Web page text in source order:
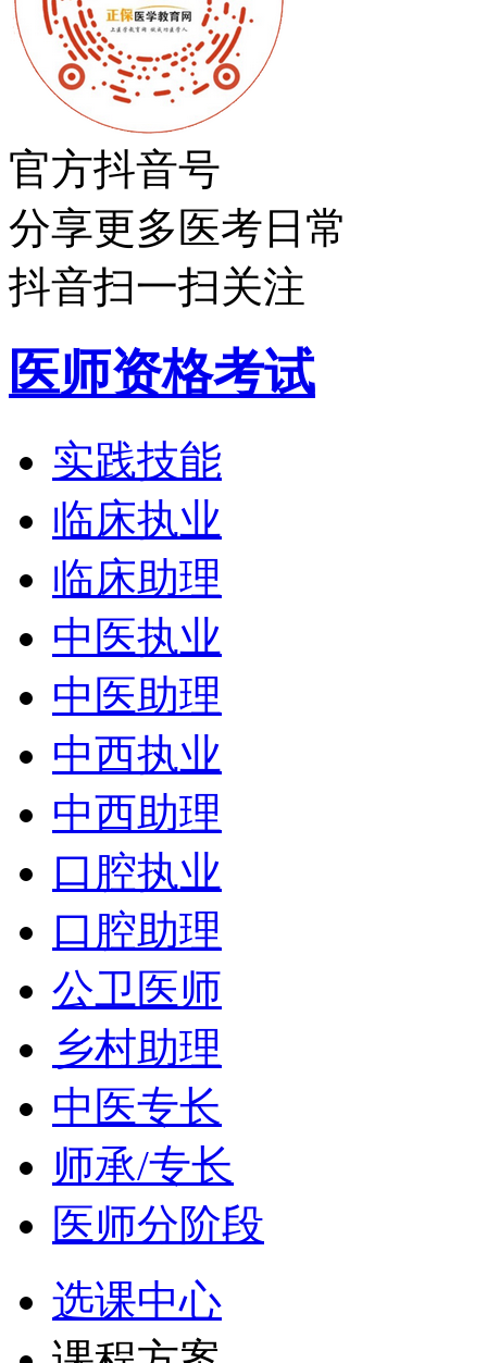
官方抖音号
分享更多医考日常
抖音扫一扫关注
医师资格考试
实践技能
临床执业
临床助理
中医执业
中医助理
中西执业
中西助理
口腔执业
口腔助理
公卫医师
乡村助理
中医专长
师承/专长
医师分阶段
选课中心